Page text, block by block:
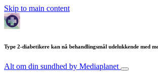
Skip to main content
Type 2-diabetikere kan nå behandlingsmål udelukkende med
Alt om din sundhed by Mediaplanet